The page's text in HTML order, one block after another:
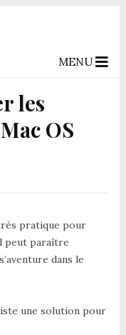
MENU
les
OS
pratique pour
peut paraître
dans le
une solution pour